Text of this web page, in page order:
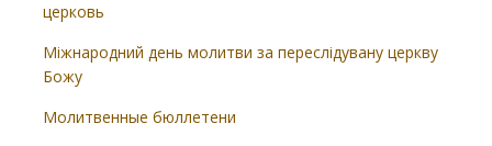
церковь
Міжнародний день молитви за переслідувану церкву
Божу
Молитвенные бюллетени